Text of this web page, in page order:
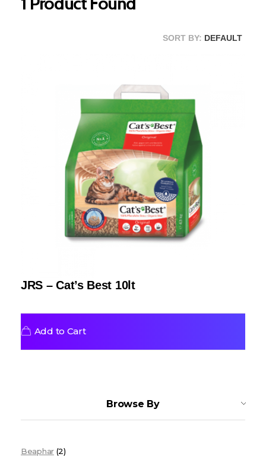
SORT BY: DEFAULT
JRS – Cat’s Best 10lt
Add to Cart
Browse By
Beaphar (2)